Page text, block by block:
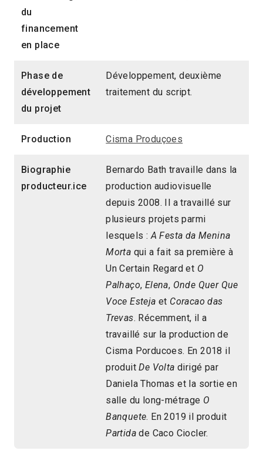
du
financement
en place
Phase de
développement
du projet
Développement, deuxième
traitement du script.
Production Cisma Produçoes
Biographie
producteur.ice
Bernardo Bath travaille dans la
production audiovisuelle
depuis 2008. Il a travaillé sur
plusieurs projets parmi
lesquels :A Festa da Menina
Morta qui a fait sa première à
Un Certain Regard et O
Palhaço, Elena, Onde Quer Que
Voce Esteja et Coracao das
Trevas. Récemment, il a
travaillé sur la production de
Cisma Porducoes. En 2018 il
produitDe Volta dirigé par
Daniela Thomas et la sortie en
salle du long-métrage O
Banquete. En 2019 il produit
Partida de Caco Ciocler.